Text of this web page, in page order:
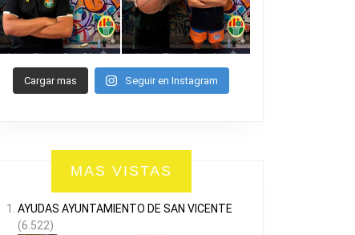
Cargar mas Seguir en Instagram
MAS VISTAS
AYUDAS AYUNTAMIENTO DE SAN VICENTE
(6.522)